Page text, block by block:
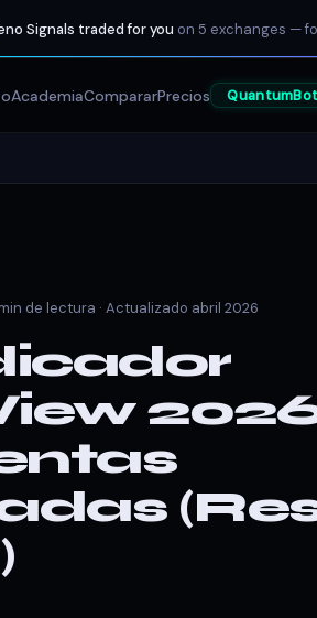
Signals traded for you on 5 exchanges —
AcademiaCompararPrecios QuantumBot
de lectura · Actualizado abril 2026